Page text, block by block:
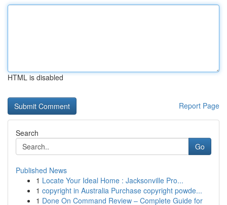
HTML is disabled
Report Page
Search
Go
Published News
1 Locate Your Ideal Home : Jacksonville Pro...
1 copyright in Australia Purchase copyright powde...
1 Done On Command Review – Complete Guide for